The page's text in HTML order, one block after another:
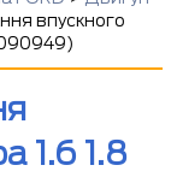
впускного
1.6 1.8